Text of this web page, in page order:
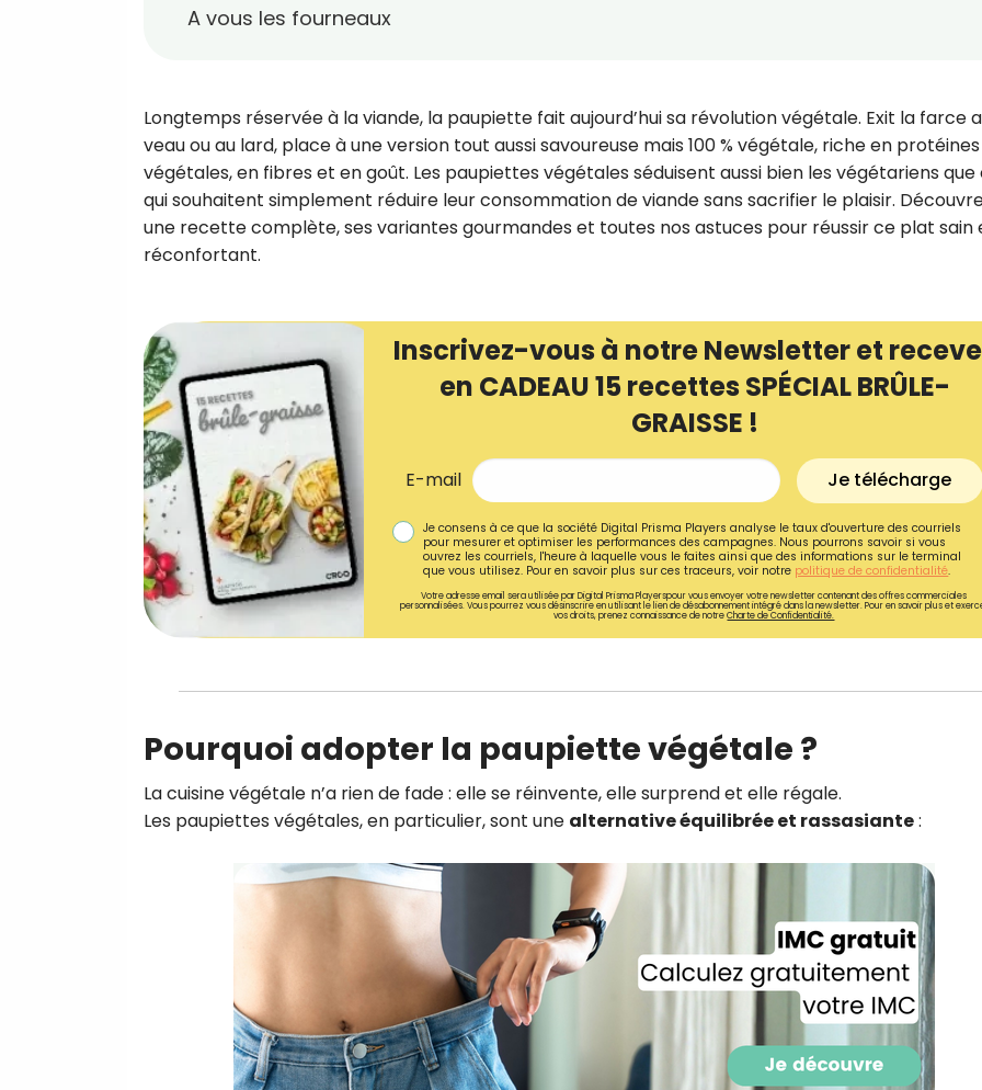
A vous les fourneaux
Longtemps réservée à la viande, la paupiette fait aujourd’hui sa révolution végétale. Exit la farce
veau ou au lard, place à une version tout aussi savoureuse mais 100 % végétale, riche en protéines
végétales, en fibres et en goût. Les paupiettes végétales séduisent aussi bien les végétariens que
qui souhaitent simplement réduire leur consommation de viande sans sacrifier le plaisir.
une recette complète, ses variantes gourmandes et toutes nos astuces pour réussir ce plat sain
réconfortant.
Inscrivez-vous à notre Newsletter et
en CADEAU 15 recettes SPÉCIAL BRÛLE-
GRAISSE !
E-mail Je télécharge
Je consens à ce que la société Digital Prisma Players analyse le taux d'ouverture des courriels
pour mesurer et optimiser les performances des campagnes. Nous pourrons savoir si vous
ouvrez les courriels, l'heure à laquelle vous le faites ainsi que des informations sur le terminal
que vous utilisez. Pour en savoir plus sur ces traceurs, voir notre politique de confidentialité.
Votre adresse email sera utilisée par Digital Prisma Playerspour vous envoyer votre newsletter contenant des offres commerciales
personnalisées. Vous pourrez vous désinscrire en utilisant le lien de désabonnement intégré dans la newsletter. Pour en savoir plus et
vos droits, prenez connaissance de notreCharte de Confidentialité.
Pourquoi adopter la paupiette végétale ?
La cuisine végétale n’a rien de fade : elle se réinvente, elle surprend et elle régale.
Les paupiettes végétales, en particulier, sont une alternative équilibrée et rassasiante:
Recevez
recettes inédites de
!
Ainsi que la newsletter
CROQ.
des courriels pour mesurer et
performances des campagnes.
pourrons savoir si vous ouvrez les
l'heure à laquelle vous le faites
des informations sur le terminal
voir notrepolitique de
Je reçois mon cadeau !
Votre adresse email sera utilisée par Digital Prisma
envoyer votre newsletter contenant des offres
personnalisées. Vous pourrez vous désinscrire en
désabonnement intégré dans la newsletter. Pour en
exercer vos droits, prenez connaissance de notre